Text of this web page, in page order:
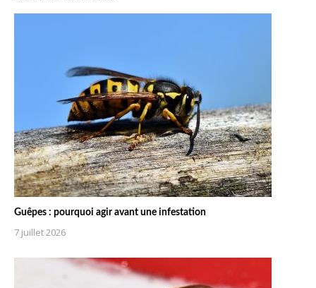
Guêpes : pourquoi agir avant une infestation
7 juillet 2026